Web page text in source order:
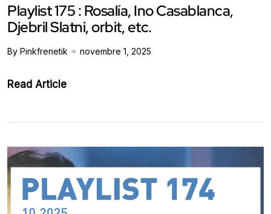
Playlist 175 : Rosalía, Ino Casablanca,
Djebril Slatni, orbit, etc.
By Pinkfrenetik novembre 1, 2025
Read Article